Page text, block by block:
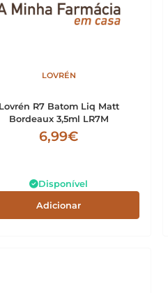
LOVRÉN
R7 Batom Liq Matt
Bordeaux 3,5ml LR7M
6,99€
Disponível
Adicionar